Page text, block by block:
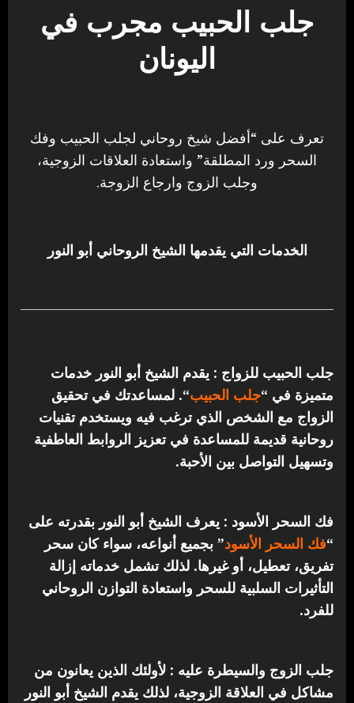
جلب الحبيب مجرب في
اليونان
تعرف على “أفضل شيخ روحاني لجلب الحبيب وفك
السحر ورد المطلقة” واستعادة العلاقات الزوجية،
وجلب الزوج وارجاع الزوجة.
الخدمات التي يقدمها الشيخ الروحاني أبو النور
جلب الحبيب للزواج : يقدم الشيخ أبو النور خدمات
متميزة في “جلب الحبيب“. لمساعدتك في تحقيق
الزواج مع الشخص الذي ترغب فيه ويستخدم تقنيات
روحانية قديمة للمساعدة في تعزيز الروابط العاطفية
وتسهيل التواصل بين الأحبة.
فك السحر الأسود : يعرف الشيخ أبو النور بقدرته على
“فك السحر الأسود” بجميع أنواعه، سواء كان سحر
تفريق، تعطيل، أو غيرها. لذلك تشمل خدماته إزالة
التأثيرات السلبية للسحر واستعادة التوازن الروحاني
للفرد.
جلب الزوج والسيطرة عليه : لأولئك الذين يعانون من
مشاكل في العلاقة الزوجية، لذلك يقدم الشيخ أبو النور